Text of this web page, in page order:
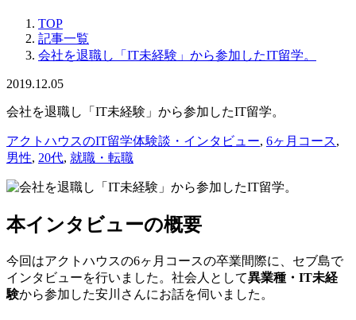
TOP
記事一覧
会社を退職し「IT未経験」から参加したIT留学。
2019.12.05
会社を退職し「IT未経験」から参加したIT留学。
アクトハウスのIT留学体験談・インタビュー, 6ヶ月コース,
男性, 20代, 就職・転職
本インタビューの概要
今回はアクトハウスの6ヶ月コースの卒業間際に、セブ島で
インタビューを行いました。社会人として異業種・IT未経
験から参加した安川さんにお話を伺いました。